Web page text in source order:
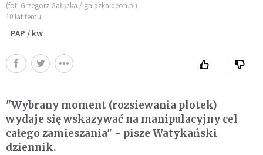
(fot. Grzegorz Gałązka / galazka.deon.pl)
10 lat temu
PAP / kw
"Wybrany moment (rozsiewania plotek)
wydaje się wskazywać na manipulacyjny cel
całego zamieszania" - pisze Watykański
dziennik.